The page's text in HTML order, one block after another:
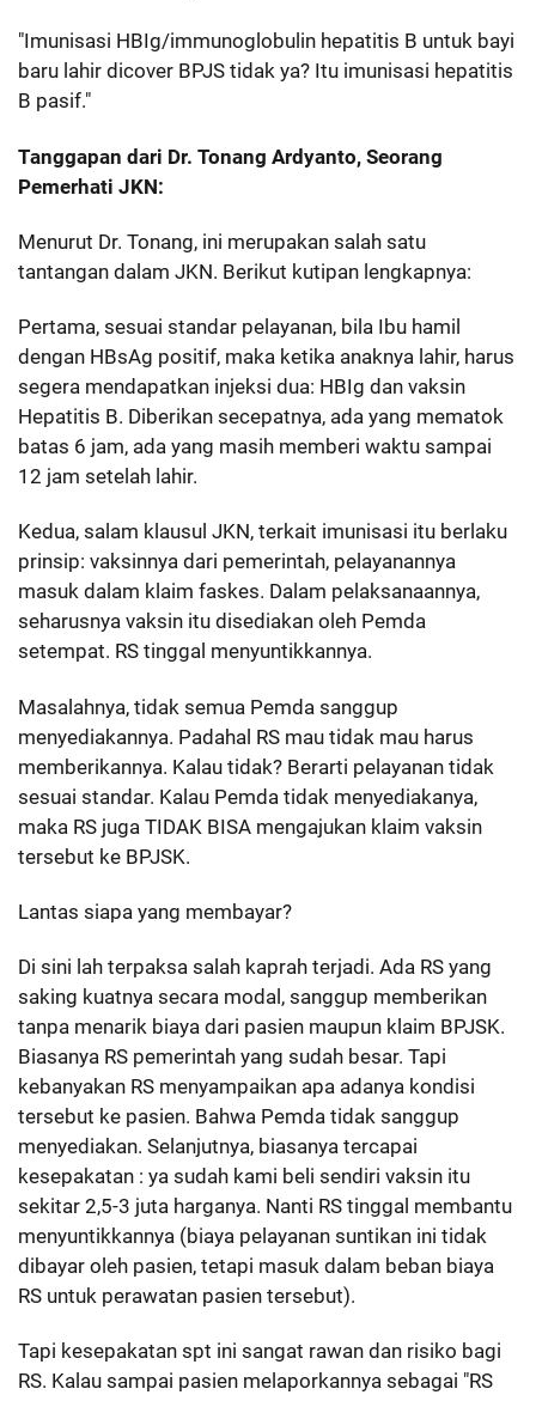
"Imunisasi HBIg/immunoglobulin hepatitis B untuk bayi
baru lahir dicover BPJS tidak ya? Itu imunisasi hepatitis
B pasif."
Tanggapan dari Dr. Tonang Ardyanto, Seorang
Pemerhati JKN:
Menurut Dr. Tonang, ini merupakan salah satu
tantangan dalam JKN. Berikut kutipan lengkapnya:
Pertama, sesuai standar pelayanan, bila Ibu hamil
dengan HBsAg positif, maka ketika anaknya lahir, harus
segera mendapatkan injeksi dua: HBIg dan vaksin
Hepatitis B. Diberikan secepatnya, ada yang mematok
batas 6 jam, ada yang masih memberi waktu sampai
12 jam setelah lahir.
Kedua, salam klausul JKN, terkait imunisasi itu berlaku
prinsip: vaksinnya dari pemerintah, pelayanannya
masuk dalam klaim faskes. Dalam pelaksanaannya,
seharusnya vaksin itu disediakan oleh Pemda
setempat. RS tinggal menyuntikkannya.
Masalahnya, tidak semua Pemda sanggup
menyediakannya. Padahal RS mau tidak mau harus
memberikannya. Kalau tidak? Berarti pelayanan tidak
sesuai standar. Kalau Pemda tidak menyediakanya,
maka RS juga TIDAK BISA mengajukan klaim vaksin
tersebut ke BPJSK.
Lantas siapa yang membayar?
Di sini lah terpaksa salah kaprah terjadi. Ada RS yang
saking kuatnya secara modal, sanggup memberikan
tanpa menarik biaya dari pasien maupun klaim BPJSK.
Biasanya RS pemerintah yang sudah besar. Tapi
kebanyakan RS menyampaikan apa adanya kondisi
tersebut ke pasien. Bahwa Pemda tidak sanggup
menyediakan. Selanjutnya, biasanya tercapai
kesepakatan : ya sudah kami beli sendiri vaksin itu
sekitar 2,5-3 juta harganya. Nanti RS tinggal membantu
menyuntikkannya (biaya pelayanan suntikan ini tidak
dibayar oleh pasien, tetapi masuk dalam beban biaya
RS untuk perawatan pasien tersebut).
Tapi kesepakatan spt ini sangat rawan dan risiko bagi
RS. Kalau sampai pasien melaporkannya sebagai "RS